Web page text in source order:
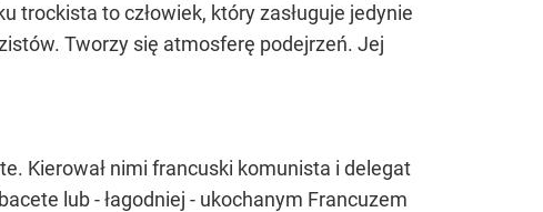
trockista to człowiek, który zasługuje jedynie
Tworzy się atmosferę podejrzeń. Jej
Kierował nimi francuski komunista i delegat
lub - łagodniej - ukochanym Francuzem